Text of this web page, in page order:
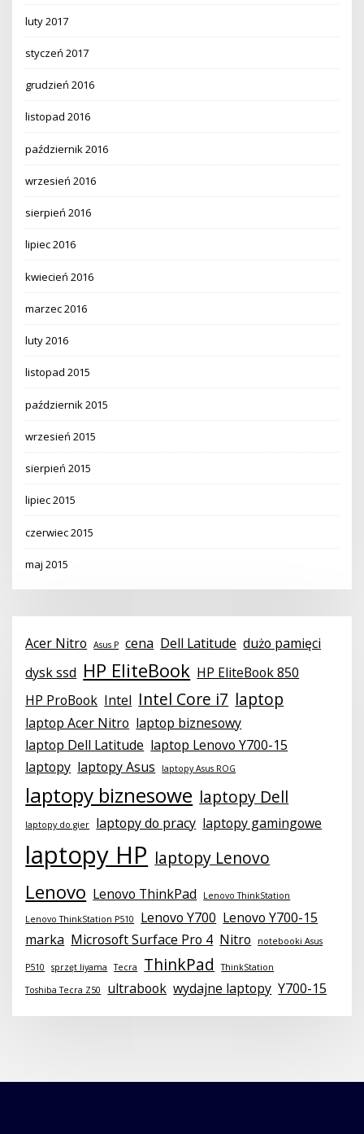
luty 2017
styczeń 2017
grudzień 2016
listopad 2016
październik 2016
wrzesień 2016
sierpień 2016
lipiec 2016
kwiecień 2016
marzec 2016
luty 2016
listopad 2015
październik 2015
wrzesień 2015
sierpień 2015
lipiec 2015
czerwiec 2015
maj 2015
Acer Nitro Asus P cena Dell Latitude dużo pamięci
dysk ssd HP EliteBook HP EliteBook 850
HP ProBook Intel Intel Core i7 laptop
laptop Acer Nitro laptop biznesowy
laptop Dell Latitude laptop Lenovo Y700-15
laptopy laptopy Asus laptopy Asus ROG
laptopy biznesowe laptopy Dell
laptopy do gier laptopy do pracy laptopy gamingowe
laptopy HP laptopy Lenovo
Lenovo Lenovo ThinkPad Lenovo ThinkStation
Lenovo ThinkStation P510 Lenovo Y700 Lenovo Y700-15
marka Microsoft Surface Pro 4 Nitro notebooki Asus
P510 sprzęt liyama Tecra ThinkPad
ThinkStation
Toshiba Tecra Z50
ultrabook wydajne laptopy Y700-15